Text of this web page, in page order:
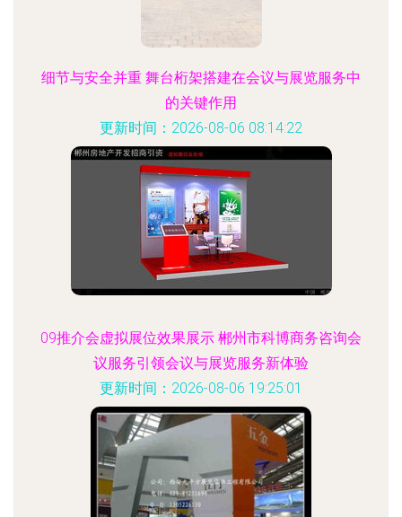
细节与安全并重 舞台桁架搭建在会议与展览服务中
的关键作用
更新时间：2026-08-06 08:14:22
09推介会虚拟展位效果展示 郴州市科博商务咨询会
议服务引领会议与展览服务新体验
更新时间：2026-08-06 19:25:01